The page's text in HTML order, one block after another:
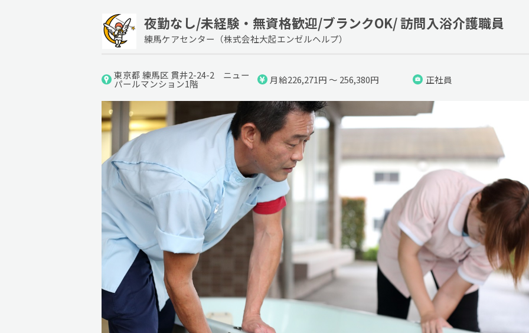
夜勤なし/未経験・無資格歓迎/ブランクOK/ 訪問入浴介護職員
練馬ケアセンター（株式会社大起エンゼルヘルプ）
東京都 練馬区 貫井2-24-2 ニュー
パールマンション1階 月給226,271円 ～ 256,380円 正社員